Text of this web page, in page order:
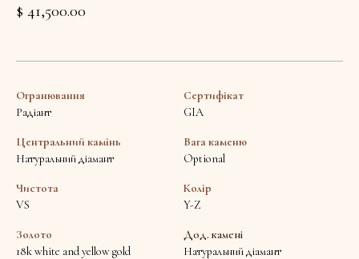
$ 41,500.00
Огранювання
Радіант
Сертифікат
GIA
Центральний камінь
Натуральний діамант
Вага каменю
Optional
Чистота
VS
Колір
Y-Z
Золото
18k white and yellow gold
Дод. камені
Натуральний діамант